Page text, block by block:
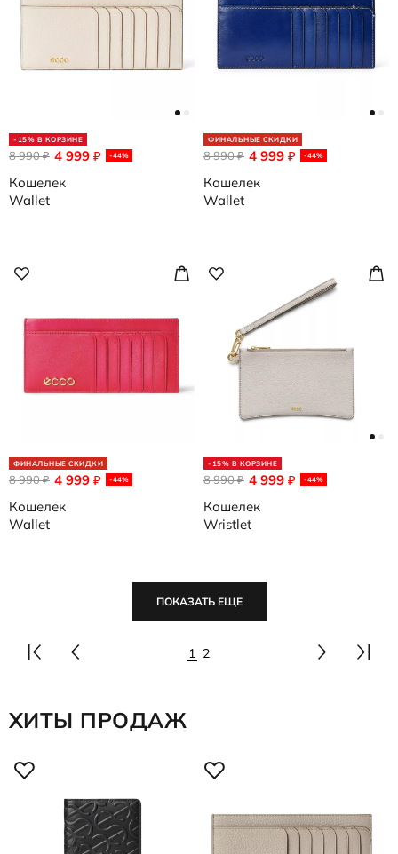
-15% В КОРЗИНЕ
4 999 ₽ -44%
8 990₽
Кошелек
Wallet
ФИНАЛЬНЫЕ СКИДКИ
4 999 ₽ -44%
8 990₽
Кошелек
Wallet
ФИНАЛЬНЫЕ СКИДКИ
4 999 ₽ -44%
8 990₽
Кошелек
Wallet
-15% В КОРЗИНЕ
4 999 ₽ -44%
8 990₽
Кошелек
Wristlet
ПОКАЗАТЬ ЕЩЕ
1 2
ХИТЫ ПРОДАЖ